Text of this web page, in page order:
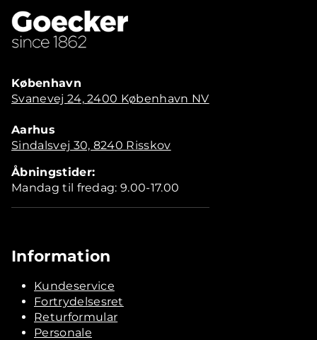
København
Svanevej 24, 2400 København NV
Aarhus
Sindalsvej 30, 8240 Risskov
Åbningstider:
Mandag til fredag: 9.00-17.00
Information
Kundeservice
Fortrydelsesret
Returformular
Personale